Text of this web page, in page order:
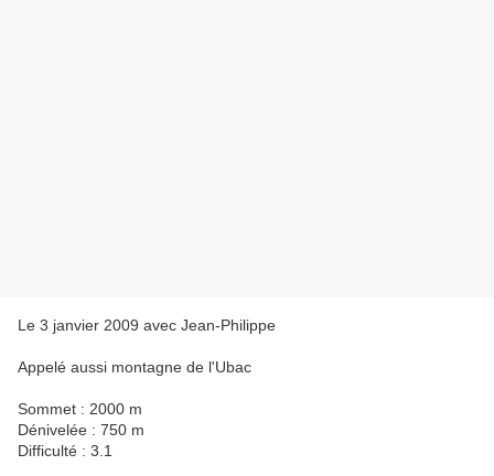
Le 3 janvier 2009 avec Jean-Philippe
Appelé aussi montagne de l'Ubac
Sommet : 2000 m
Dénivelée : 750 m
Difficulté : 3.1